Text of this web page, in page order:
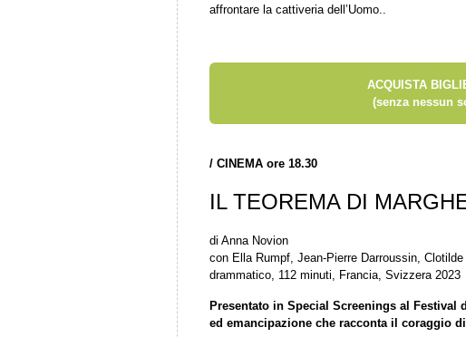
affrontare la cattiveria dell’Uomo..
ACQUISTA
(senza nessun
/ CINEMA ore 18.30
IL TEOREMA DI
di Anna Novion
con Ella Rumpf, Jean-Pierre Darroussin,
drammatico, 112 minuti, Francia, Svizzera 2023
Presentato in Special Screenings al Festival
ed emancipazione che racconta il coraggio